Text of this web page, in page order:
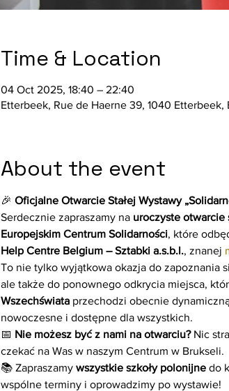
Time & Location
04 Oct 2025, 18:40 – 22:40
Etterbeek, Rue de Haerne 39, 1040 Etterbeek,
About the event
🎉 Oficjalne Otwarcie Stałej Wystawy
Serdecznie zapraszamy na uroczyste otwarcie
Europejskim Centrum Solidarności, które
Help Centre Belgium – Sztabki a.s.b.l., znanej
To nie tylko wyjątkowa okazja do zapoznania
ale także do ponownego odkrycia miejsca,
Wszechświata przechodzi obecnie
nowoczesne i dostępne dla wszystkich.
📅 Nie możesz być z nami na otwarciu? Nic
czekać na Was w naszym Centrum w Brukseli.
📚 Zapraszamy wszystkie szkoły polonijne do
wspólne terminy i oprowadzimy po wystawie!